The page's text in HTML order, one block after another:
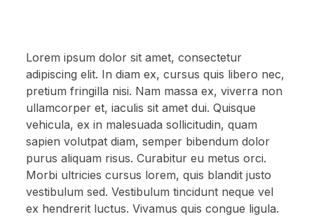
Lorem ipsum dolor sit amet, consectetur
adipiscing elit. In diam ex, cursus quis libero nec,
pretium fringilla nisi. Nam massa ex, viverra non
ullamcorper et, iaculis sit amet dui. Quisque
vehicula, ex in malesuada sollicitudin, quam
sapien volutpat diam, semper bibendum dolor
purus aliquam risus. Curabitur eu metus orci.
Morbi ultricies cursus lorem, quis blandit justo
vestibulum sed. Vestibulum tincidunt neque vel
ex hendrerit luctus. Vivamus quis congue ligula.